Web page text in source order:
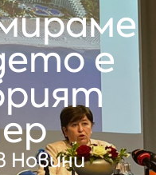
е
Новини